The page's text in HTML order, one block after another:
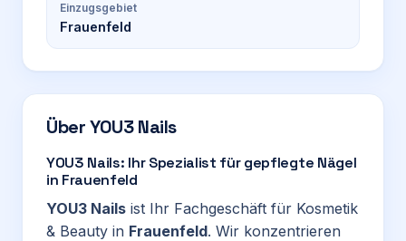
Einzugsgebiet
Frauenfeld
ÜberYOU3 Nails
YOU3 Nails: Ihr Spezialist für gepflegte Nägel
in Frauenfeld
YOU3 Nails ist Ihr Fachgeschäft für Kosmetik
& Beauty in Frauenfeld. Wir konzentrieren